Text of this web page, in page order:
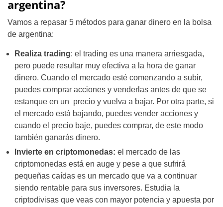
argentina?
Vamos a repasar 5 métodos para ganar dinero en la bolsa
de argentina:
Realiza trading: el trading es una manera arriesgada,
pero puede resultar muy efectiva a la hora de ganar
dinero. Cuando el mercado esté comenzando a subir,
puedes comprar acciones y venderlas antes de que se
estanque en un precio y vuelva a bajar. Por otra parte, si
el mercado está bajando, puedes vender acciones y
cuando el precio baje, puedes comprar, de este modo
también ganarás dinero.
Invierte en criptomonedas: el mercado de las
criptomonedas está en auge y pese a que sufrirá
pequeñas caídas es un mercado que va a continuar
siendo rentable para sus inversores. Estudia la
criptodivisas que veas con mayor potencia y apuesta por